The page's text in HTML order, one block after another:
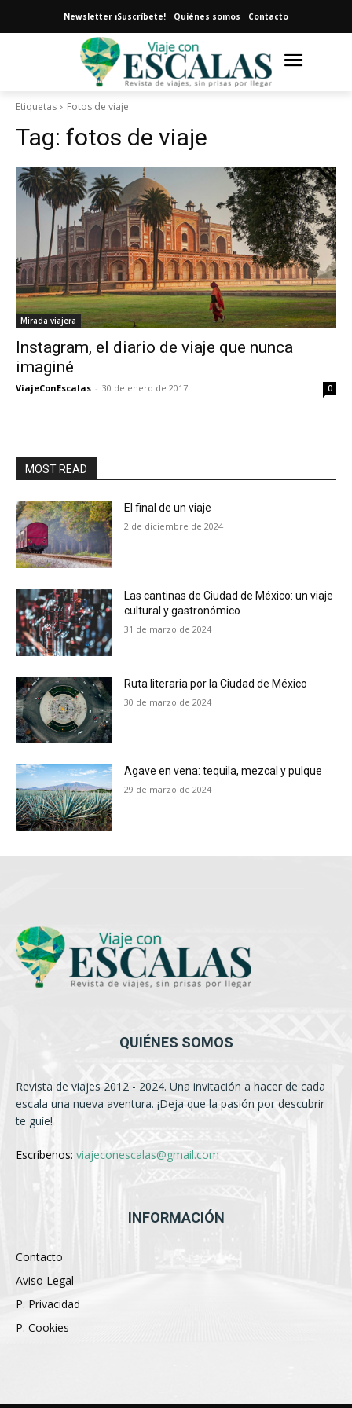
Newsletter ¡Suscríbete! Quiénes somos Contacto
Etiquetas Fotos de viaje
Tag: fotos de viaje
Mirada viajera
Instagram, el diario de viaje que nunca
imaginé
ViajeConEscalas - 30 de enero de 2017 0
MOST READ
El final de un viaje
2 de diciembre de 2024
Las cantinas de Ciudad de México: un viaje
cultural y gastronómico
31 de marzo de 2024
Ruta literaria por la Ciudad de México
30 de marzo de 2024
Agave en vena: tequila, mezcal y pulque
29 de marzo de 2024
QUIÉNES SOMOS
Revista de viajes 2012 - 2024. Una invitación a hacer de cada
escala una nueva aventura. ¡Deja que la pasión por descubrir
te guíe!
Escríbenos: viajeconescalas@gmail.com
INFORMACIÓN
Contacto
Aviso Legal
P. Privacidad
P. Cookies